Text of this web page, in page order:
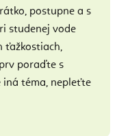
postupne a s
studenej vode
ťažkostiach,
poraďte s
iná téma, nepleťte